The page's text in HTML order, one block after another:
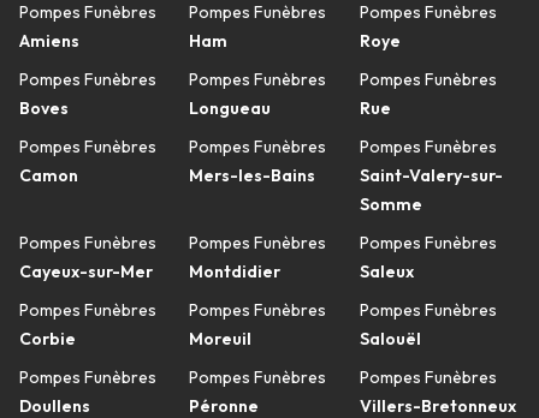
Pompes Funèbres
Amiens
Pompes Funèbres
Boves
Pompes Funèbres
Camon
Pompes Funèbres
Cayeux-sur-Mer
Pompes Funèbres
Corbie
Pompes Funèbres
Doullens
Pompes Funèbres
Ham
Pompes Funèbres
Longueau
Pompes Funèbres
Mers-les-Bains
Pompes Funèbres
Montdidier
Pompes Funèbres
Moreuil
Pompes Funèbres
Péronne
Pompes Funèbres
Roye
Pompes Funèbres
Rue
Pompes Funèbres
Saint-Valery-sur-
Somme
Pompes Funèbres
Saleux
Pompes Funèbres
Salouël
Pompes Funèbres
Villers-Bretonneux